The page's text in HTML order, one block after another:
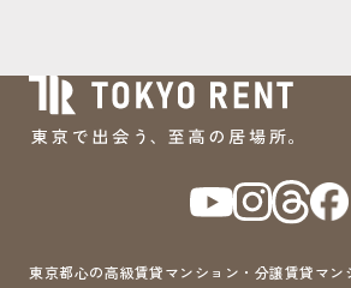
東京都心の高級賃貸マンション・分譲賃貸マ